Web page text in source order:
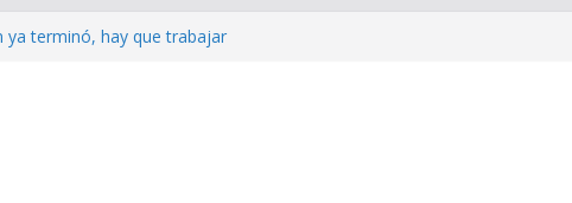
ya terminó, hay que trabajar